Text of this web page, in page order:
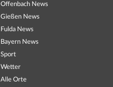
Offenbach News
Gießen News
Fulda News
Bayern News
Sport
Wetter
Alle Orte